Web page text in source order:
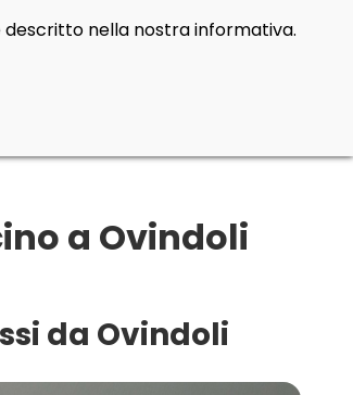
a Ovindoli
da Ovindoli
descritto nella nostra informativa.